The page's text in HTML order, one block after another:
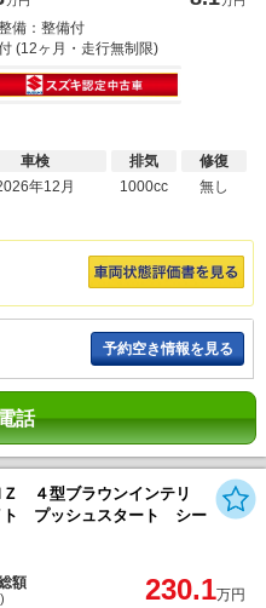
備：整備付
(12ヶ月・走行無制限)
車検
年12月
排気
1000cc
修復
無し
予約空き情報を見る
話
４型ブラウンインテリ
プッシュスタート シー
額 230.1万円